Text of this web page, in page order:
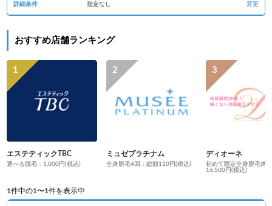
詳細条件 指定なし 変更
おすすめ店舗ランキング
エステティックTBC
選べる脱毛：1,000円(税込)
ミュゼプラチナム
全身脱毛4回：総額110円(税込)
ディオーネ
初めて限定全身脱毛体
16,500円(税込)
1件中の1〜1件を表示中